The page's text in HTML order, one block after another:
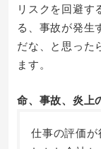
リスクを回避す
る、事故が発生
だな、と思った
ます。
命、事故、炎上
仕事の評価が